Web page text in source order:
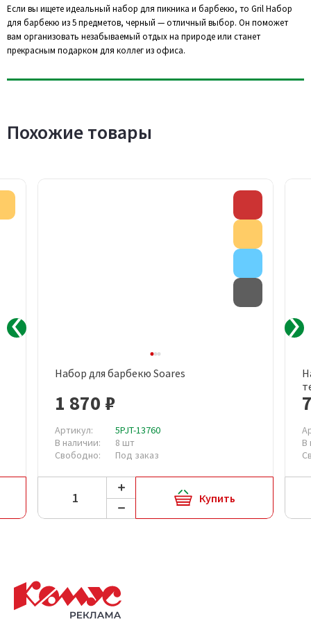
Если вы ищете идеальный набор для пикника и барбекю, то Gril Набор
для барбекю из 5 предметов, черный — отличный выбор. Он поможет
вам организовать незабываемый отдых на природе или станет
прекрасным подарком для коллег из офиса.
Похожие товары
Набор для барбекю Soares
1 870 ₽
Артикул:
5PJT-13760
В наличии:
8 шт
Свободно:
Под заказ
Купить
В